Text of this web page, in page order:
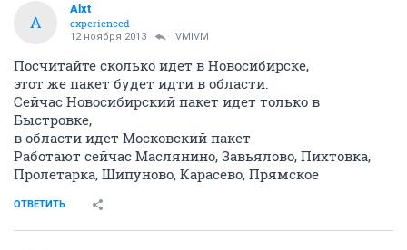
A
Alxt
experienced
12 ноября 2013 IVMIVM
Посчитайте сколько идет в Новосибирске,
этот же пакет будет идти в области.
Сейчас Новосибирский пакет идет только в
Быстровке,
в области идет Московский пакет
Работают сейчас Маслянино, Завьялово, Пихтовка,
Пролетарка, Шипуново, Карасево, Прямское
ОТВЕТИТЬ